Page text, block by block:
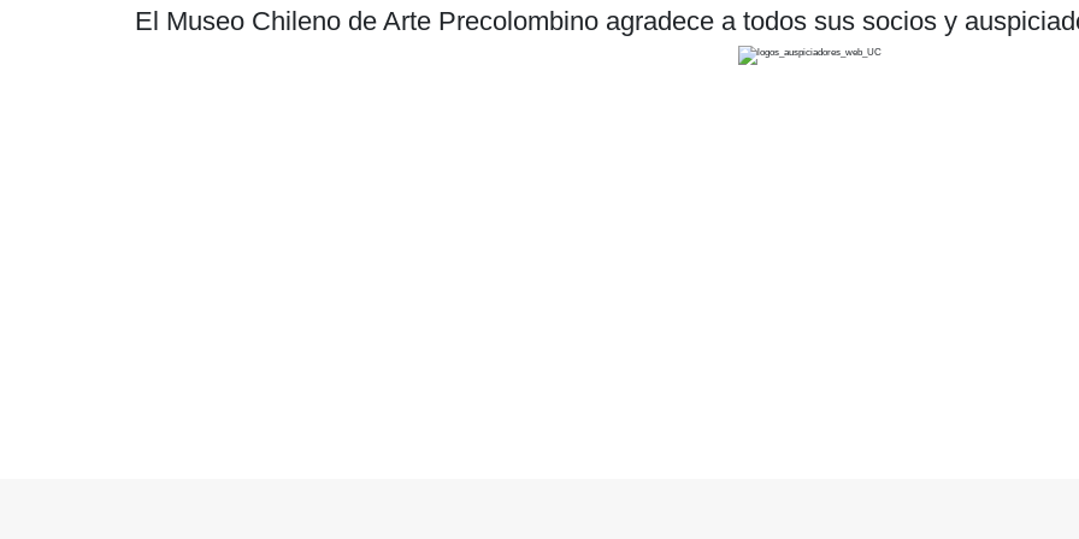
El Museo Chileno de Arte Precolombino agradece a todos sus socios y